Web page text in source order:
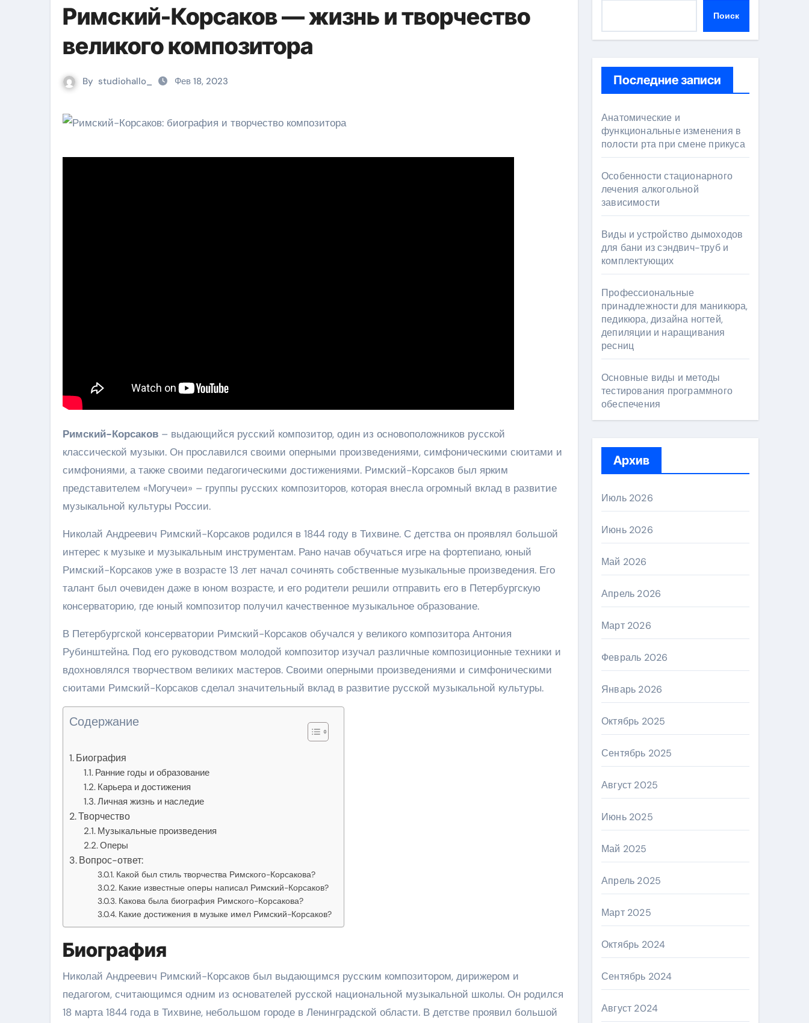
Римский-Корсаков — жизнь и творчество
великого композитора
By studiohallo_ Фев 18, 2023
Римский-Корсаков – выдающийся русский композитор, один из основоположников русской
классической музыки. Он прославился своими оперными произведениями, симфоническими сюитами и
симфониями, а также своими педагогическими достижениями. Римский-Корсаков был ярким
представителем «Могучеи» – группы русских композиторов, которая внесла огромный вклад в развитие
музыкальной культуры России.
Николай Андреевич Римский-Корсаков родился в 1844 году в Тихвине. С детства он проявлял большой
интерес к музыке и музыкальным инструментам. Рано начав обучаться игре на фортепиано, юный
Римский-Корсаков уже в возрасте 13 лет начал сочинять собственные музыкальные произведения. Его
талант был очевиден даже в юном возрасте, и его родители решили отправить его в Петербургскую
консерваторию, где юный композитор получил качественное музыкальное образование.
В Петербургской консерватории Римский-Корсаков обучался у великого композитора Антония
Рубинштейна. Под его руководством молодой композитор изучал различные композиционные техники и
вдохновлялся творчеством великих мастеров. Своими оперными произведениями и симфоническими
сюитами Римский-Корсаков сделал значительный вклад в развитие русской музыкальной культуры.
Содержание
Биография
Ранние годы и образование
Карьера и достижения
Личная жизнь и наследие
Творчество
Музыкальные произведения
Оперы
Вопрос-ответ:
Какой был стиль творчества Римского-Корсакова?
Какие известные оперы написал Римский-Корсаков?
Какова была биография Римского-Корсакова?
Какие достижения в музыке имел Римский-Корсаков?
Биография
Николай Андреевич Римский-Корсаков был выдающимся русским композитором, дирижером и
педагогом, считающимся одним из основателей русской национальной музыкальной школы. Он родился
18 марта 1844 года в Тихвине, небольшом городе в Ленинградской области. В детстве проявил большой
Поиск
Последние записи
Анатомические и
функциональные изменения в
полости рта при смене прикуса
Особенности стационарного
лечения алкогольной
зависимости
Виды и устройство дымоходов
для бани из сэндвич-труб и
комплектующих
Профессиональные
принадлежности для маникюра,
педикюра, дизайна ногтей,
депиляции и наращивания
ресниц
Основные виды и методы
тестирования программного
обеспечения
Архив
Июль 2026
Июнь 2026
Май 2026
Апрель 2026
Март 2026
Февраль 2026
Январь 2026
Октябрь 2025
Сентябрь 2025
Август 2025
Июнь 2025
Май 2025
Апрель 2025
Март 2025
Октябрь 2024
Сентябрь 2024
Август 2024